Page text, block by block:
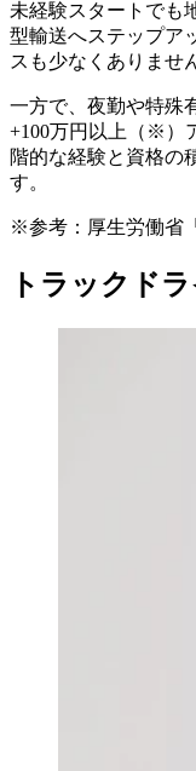
未経験スタートでも
型輸送へステップア
スも少なくありませ
一方で、夜勤や特殊
+100万円以上（※）
階的な経験と資格の
す。
※参考：厚生労働省「
トラックド